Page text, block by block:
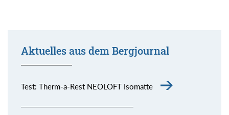
Aktuelles aus dem Bergjournal
Test: Therm-a-Rest NEOLOFT Isomatte